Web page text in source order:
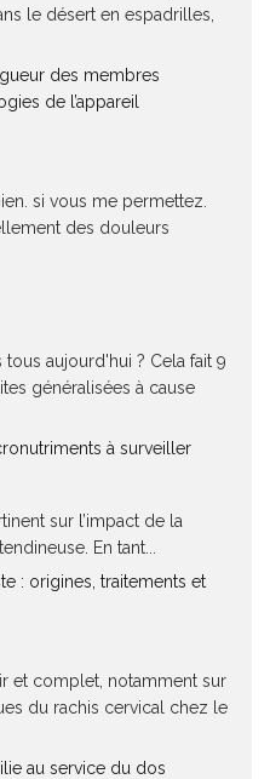
le désert en espadrilles,
des membres
de l’appareil
si vous me permettez.
des douleurs
aujourd'hui ? Cela fait 9
généralisées à cause
à surveiller
sur l’impact de la
En tant...
: origines, traitements et
et complet, notamment sur
du rachis cervical chez le
au service du dos